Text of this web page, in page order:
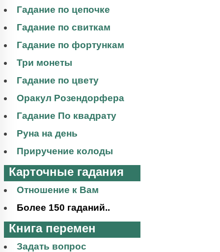
Гадание по цепочке
Гадание по свиткам
Гадание по фортункам
Три монеты
Гадание по цвету
Оракул Розендорфера
Гадание По квадрату
Руна на день
Приручение колоды
Карточные гадания
Отношение к Вам
Более 150 гаданий..
Книга перемен
Задать вопрос